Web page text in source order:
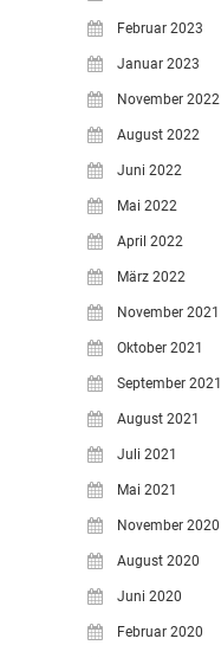
Februar 2023
Januar 2023
November 2022
August 2022
Juni 2022
Mai 2022
April 2022
März 2022
November 2021
Oktober 2021
September 2021
August 2021
Juli 2021
Mai 2021
November 2020
August 2020
Juni 2020
Februar 2020